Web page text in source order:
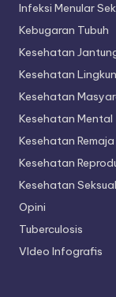
Infeksi Menular
Kebugaran Tubuh
Kesehatan
Kesehatan
Kesehatan
Kesehatan Mental
Kesehatan Remaja
Kesehatan
Kesehatan Seksual
Opini
Tuberculosis
VIdeo Infografis